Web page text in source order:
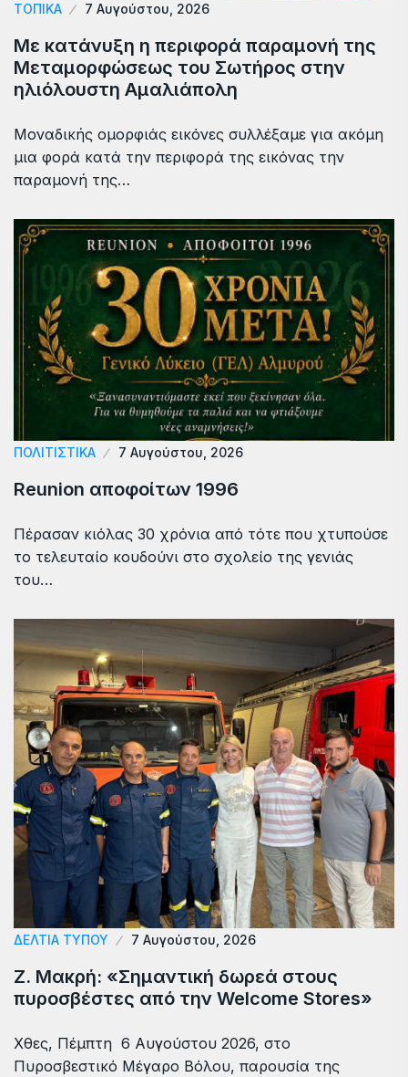
ΤΟΠΙΚΆ 7 Αυγούστου, 2026
Με κατάνυξη η περιφορά παραμονή της
Μεταμορφώσεως του Σωτήρος στην
ηλιόλουστη Αμαλιάπολη
Μοναδικής ομορφιάς εικόνες συλλέξαμε για ακόμη
μια φορά κατά την περιφορά της εικόνας την
παραμονή της…
ΠΟΛΙΤΙΣΤΙΚΑ 7 Αυγούστου, 2026
Reunion αποφοίτων 1996
Πέρασαν κιόλας 30 χρόνια από τότε που χτυπούσε
το τελευταίο κουδούνι στο σχολείο της γενιάς
του…
ΔΕΛΤΙΑ ΤΥΠΟΥ 7 Αυγούστου, 2026
Ζ. Μακρή: «Σημαντική δωρεά στους
πυροσβέστες από την Welcome Stores»
Χθες, Πέμπτη 6 Αυγούστου 2026, στο
Πυροσβεστικό Μέγαρο Βόλου, παρουσία της